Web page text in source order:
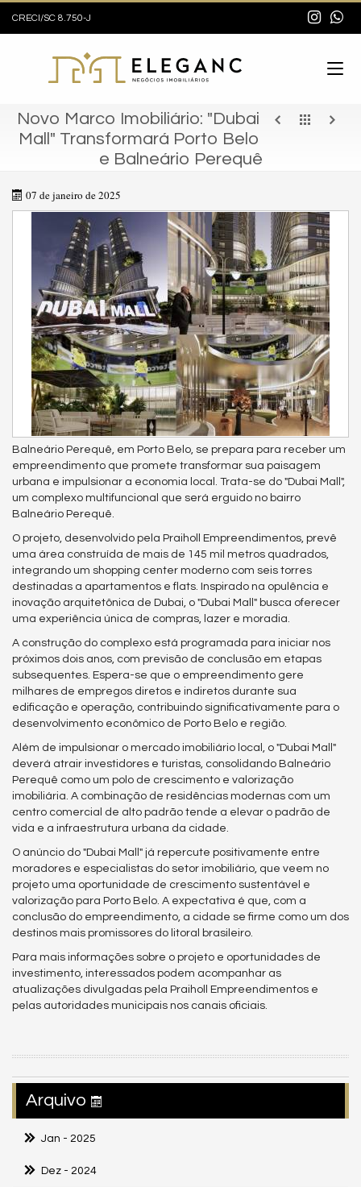
CRECI/SC 8.750-J
Novo Marco Imobiliário: "Dubai
Mall" Transformará Porto Belo
e Balneário Perequê
07 de janeiro de 2025
Balneário Perequê, em Porto Belo, se prepara para receber um
empreendimento que promete transformar sua paisagem
urbana e impulsionar a economia local. Trata-se do "Dubai Mall",
um complexo multifuncional que será erguido no bairro
Balneário Perequê.
O projeto, desenvolvido pela Praiholl Empreendimentos, prevê
uma área construída de mais de 145 mil metros quadrados,
integrando um shopping center moderno com seis torres
destinadas a apartamentos e flats. Inspirado na opulência e
inovação arquitetônica de Dubai, o "Dubai Mall" busca oferecer
uma experiência única de compras, lazer e moradia.
A construção do complexo está programada para iniciar nos
próximos dois anos, com previsão de conclusão em etapas
subsequentes. Espera-se que o empreendimento gere
milhares de empregos diretos e indiretos durante sua
edificação e operação, contribuindo significativamente para o
desenvolvimento econômico de Porto Belo e região.
Além de impulsionar o mercado imobiliário local, o "Dubai Mall"
deverá atrair investidores e turistas, consolidando Balneário
Perequê como um polo de crescimento e valorização
imobiliária. A combinação de residências modernas com um
centro comercial de alto padrão tende a elevar o padrão de
vida e a infraestrutura urbana da cidade.
O anúncio do "Dubai Mall" já repercute positivamente entre
moradores e especialistas do setor imobiliário, que veem no
projeto uma oportunidade de crescimento sustentável e
valorização para Porto Belo. A expectativa é que, com a
conclusão do empreendimento, a cidade se firme como um dos
destinos mais promissores do litoral brasileiro.
Para mais informações sobre o projeto e oportunidades de
investimento, interessados podem acompanhar as
atualizações divulgadas pela Praiholl Empreendimentos e
pelas autoridades municipais nos canais oficiais.
Arquivo
Jan - 2025
Dez - 2024